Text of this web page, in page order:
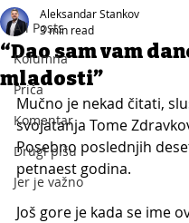
All Posts
Kolumna
Priča
Komentar
Drugi pišu
Jer je važno
“Dao sam vam
mladosti”
Aleksandar Stankov
3 min read
Mučno je nekad čitati,
svojatanja Tome
Posebno poslednjih
petnaest godina.
Još gore je kada se ime